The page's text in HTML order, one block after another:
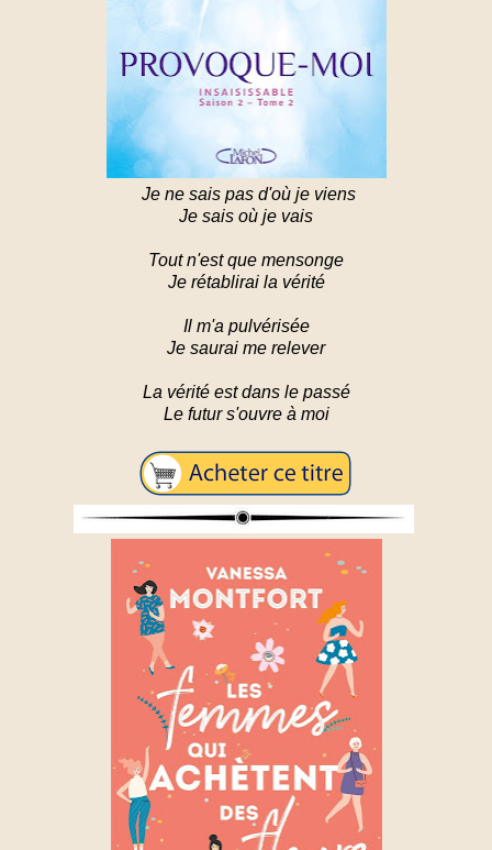
Je ne sais pas d'où je viens
Je sais où je vais
Tout n'est que mensonge
Je rétablirai la vérité
Il m'a pulvérisée
Je saurai me relever
La vérité est dans le passé
Le futur s'ouvre à moi